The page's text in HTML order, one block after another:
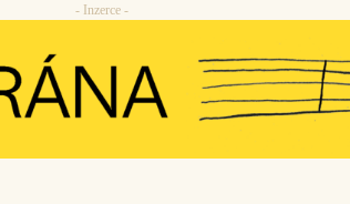
- Inzerce -